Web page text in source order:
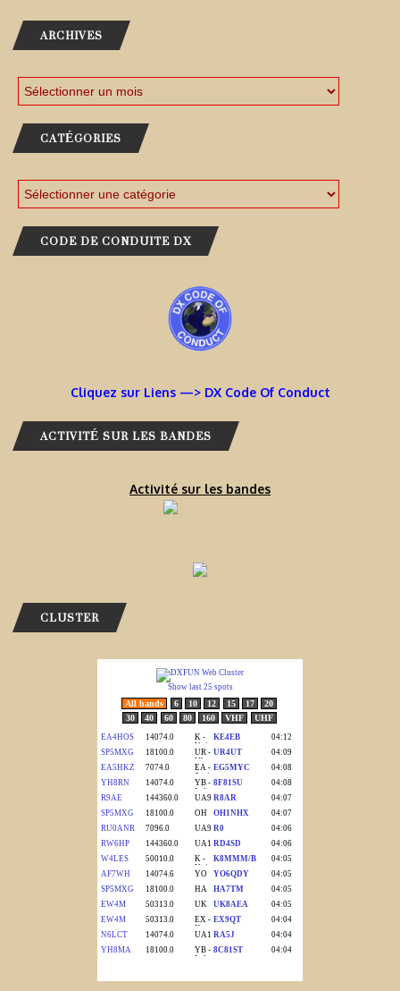
ARCHIVES
CATÉGORIES
CODE DE CONDUITE DX
Cliquez sur Liens —> DX Code Of Conduct
ACTIVITÉ SUR LES BANDES
Activité sur les bandes
CLUSTER